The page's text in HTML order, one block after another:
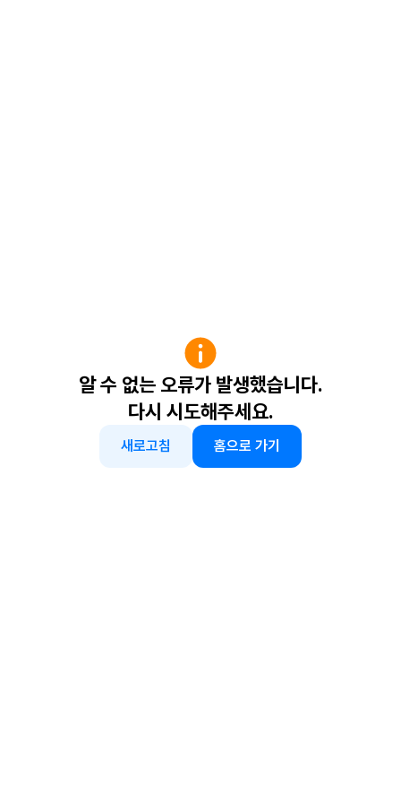
알 수 없는 오류가 발생했습니다.
다시 시도해주세요.
새로고침 홈으로 가기